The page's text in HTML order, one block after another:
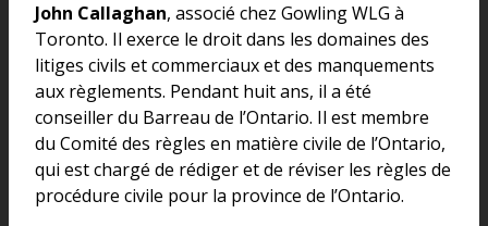
John Callaghan, associé chez Gowling WLG à
Toronto. Il exerce le droit dans les domaines des
litiges civils et commerciaux et des manquements
aux règlements. Pendant huit ans, il a été
conseiller du Barreau de l’Ontario. Il est membre
du Comité des règles en matière civile de l’Ontario,
qui est chargé de rédiger et de réviser les règles de
procédure civile pour la province de l’Ontario.